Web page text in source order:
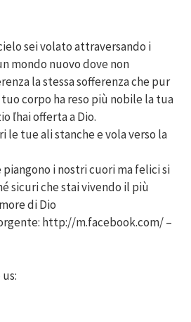
sei volato attraversando i
mondo nuovo dove non
la stessa sofferenza che pur
corpo ha reso più nobile la tua
ľhai offerta a Dio.
le tue ali stanche e vola verso la
i nostri cuori ma felici si
sicuri che stai vivendo il più
di Dio
http://m.facebook.com/ –